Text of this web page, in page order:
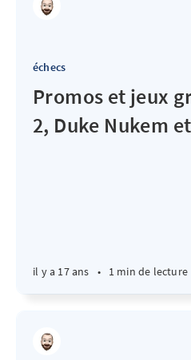
échecs
Promos et jeux
2, Duke Nukem
il y a 17 ans • 1 min de lecture